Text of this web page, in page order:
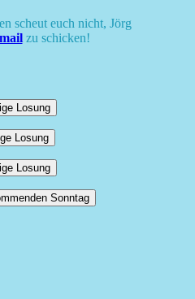
scheut euch nicht, Jörg
zu schicken!
Losung
Losung
Losung
Sonntag